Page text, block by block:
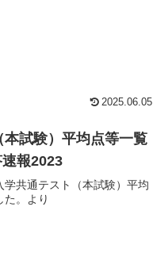
2025.06.05
試験）平均点等一覧
速報2023
共通テスト（本試験）平均
た。より